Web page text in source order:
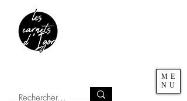
ME
NU